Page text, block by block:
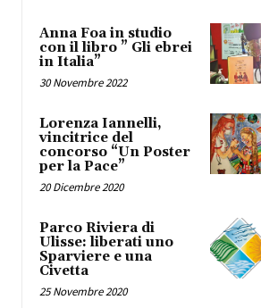
Anna Foa in studio
con il libro ” Gli ebrei
in Italia”
30 Novembre 2022
Lorenza Iannelli,
vincitrice del
concorso “Un Poster
per la Pace”
20 Dicembre 2020
Parco Riviera di
Ulisse: liberati uno
Sparviere e una
Civetta
25 Novembre 2020